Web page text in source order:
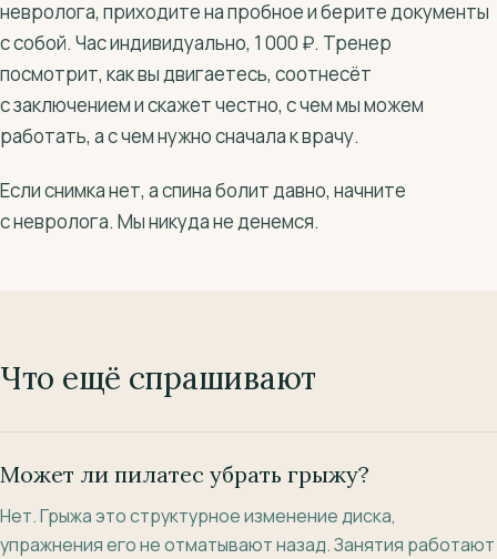
невролога, приходите на пробное и берите документы
с собой. Час индивидуально, 1 000 ₽. Тренер
посмотрит, как вы двигаетесь, соотнесёт
с заключением и скажет честно, с чем мы можем
работать, а с чем нужно сначала к врачу.
Если снимка нет, а спина болит давно, начните
с невролога. Мы никуда не денемся.
Что ещё спрашивают
Может ли пилатес убрать грыжу?
Нет. Грыжа это структурное изменение диска,
упражнения его не отматывают назад. Занятия работают